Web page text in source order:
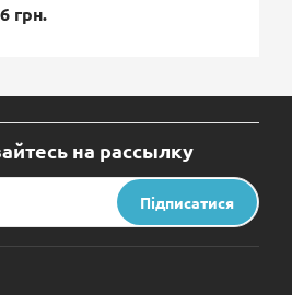
грн.
на рассылку
Підписатися